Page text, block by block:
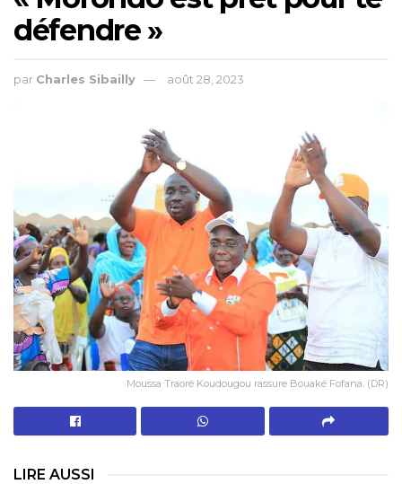
défendre »
par Charles Sibailly août 28, 2023
Moussa Traoré Koudougou rassure Bouaké Fofana. (DR)
LIRE AUSSI